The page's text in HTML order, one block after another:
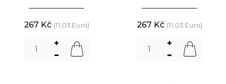
267 Kč (11,03 Euro) 267 Kč (11,03 Euro)